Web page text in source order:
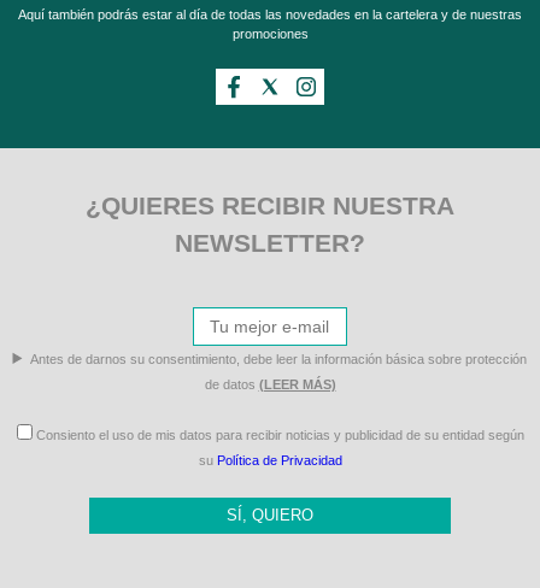
Aquí también podrás estar al día de todas las novedades en la cartelera y de nuestras
promociones
¿QUIERES RECIBIR NUESTRA
NEWSLETTER?
Antes de darnos su consentimiento, debe leer la información básica sobre protección
de datos (LEER MÁS)
Consiento el uso de mis datos para recibir noticias y publicidad de su entidad según
su Política de Privacidad
SÍ, QUIERO